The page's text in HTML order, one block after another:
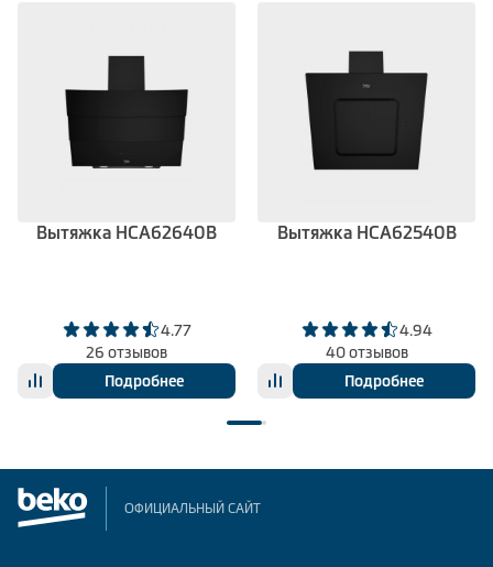
Вытяжка HCA62640B
4.77
26 отзывов
Подробнее
Вытяжка HCA62540B
4.94
40 отзывов
Подробнее
ОФИЦИАЛЬНЫЙ САЙТ